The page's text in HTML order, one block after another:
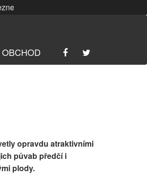
ZDE
OBCHOD
opravdu atraktivními
půvab předčí i
plody.